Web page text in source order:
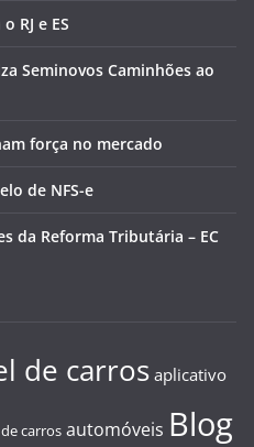
RJ e ES
Seminovos Caminhões ao
força no mercado
de NFS-e
da Reforma Tributária – EC
de carros aplicativo
carros automóveis Blog